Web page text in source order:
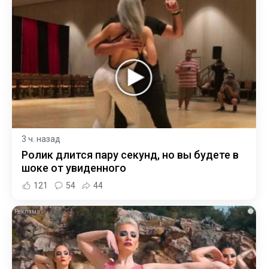
3 ч. назад
Ролик длится пару секунд, но вы будете в
шоке от увиденного
121 54 44
i